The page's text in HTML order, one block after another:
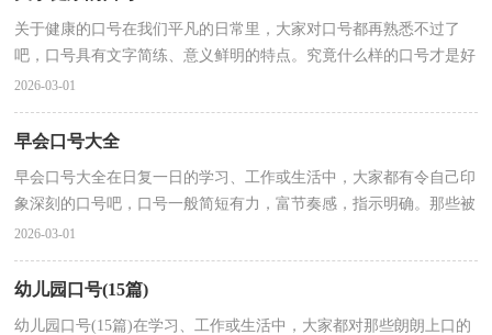
关于健康的口号在我们平凡的日常里，大家对口号都再熟悉不过了
吧，口号具有文字简练、意义鲜明的特点。究竟什么样的口号才是好
的口号呢？下面是小编为大家整理的关于健康的口号，欢...
2026-03-01
早会口号大全
早会口号大全在日复一日的学习、工作或生活中，大家都有令自己印
象深刻的口号吧，口号一般简短有力，富节奏感，指示明确。那些被
广泛运用的口号都是什么样子的呢？以下是小编为大家收...
2026-03-01
幼儿园口号(15篇)
幼儿园口号(15篇)在学习、工作或生活中，大家都对那些朗朗上口的